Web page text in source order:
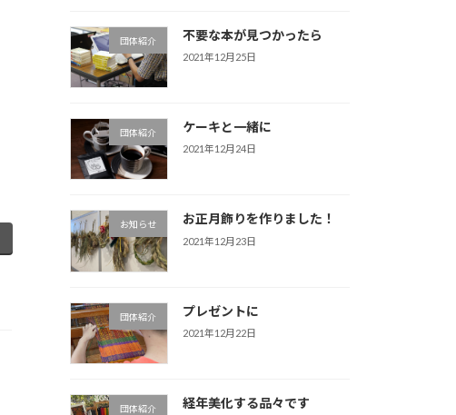
団体紹介 不要な本が見つかったら
2021年12月25日
団体紹介 ケーキと一緒に
2021年12月24日
お知らせ お正月飾りを作りました！
2021年12月23日
団体紹介 プレゼントに
2021年12月22日
団体紹介 経年美化する品々です